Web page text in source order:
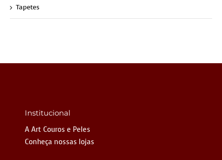
Tapetes
Institucional
A Art Couros e Peles
Conheça nossas lojas